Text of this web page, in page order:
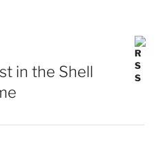
in the Shell